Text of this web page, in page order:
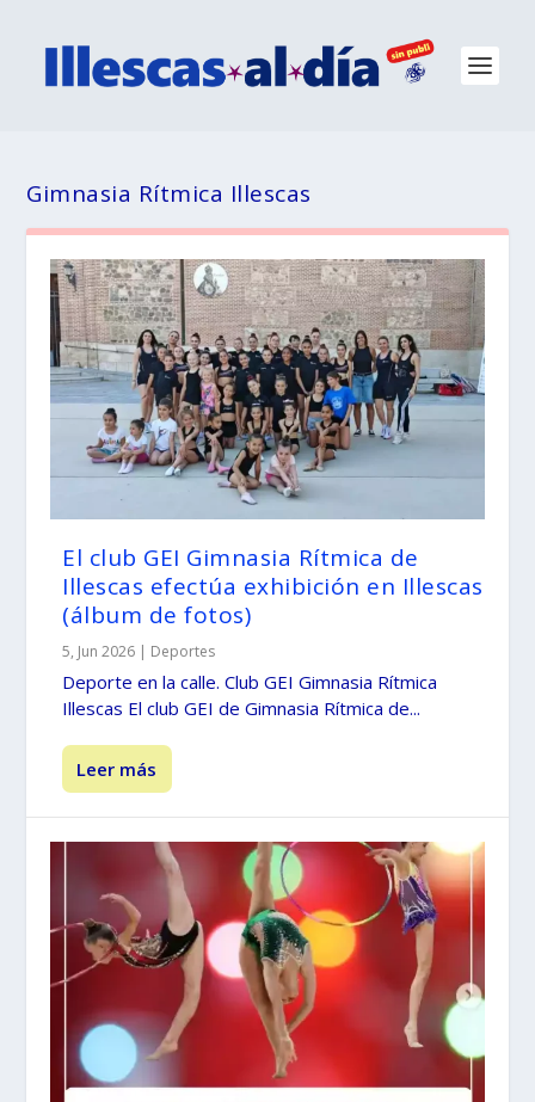
Gimnasia Rítmica Illescas
El club GEI Gimnasia Rítmica de
Illescas efectúa exhibición en Illescas
(álbum de fotos)
5, Jun 2026 | Deportes
Deporte en la calle. Club GEI Gimnasia Rítmica
Illescas El club GEI de Gimnasia Rítmica de...
Leer más